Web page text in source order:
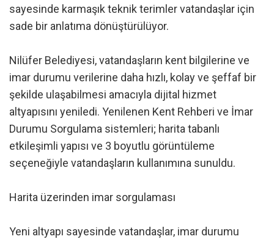
sayesinde karmaşık teknik terimler vatandaşlar için
sade bir anlatıma dönüştürülüyor.
Nilüfer Belediyesi, vatandaşların kent bilgilerine ve
imar durumu verilerine daha hızlı, kolay ve şeffaf bir
şekilde ulaşabilmesi amacıyla dijital hizmet
altyapısını yeniledi. Yenilenen Kent Rehberi ve İmar
Durumu Sorgulama sistemleri; harita tabanlı
etkileşimli yapısı ve 3 boyutlu görüntüleme
seçeneğiyle vatandaşların kullanımına sunuldu.
Harita üzerinden imar sorgulaması
Yeni altyapı sayesinde vatandaşlar, imar durumu